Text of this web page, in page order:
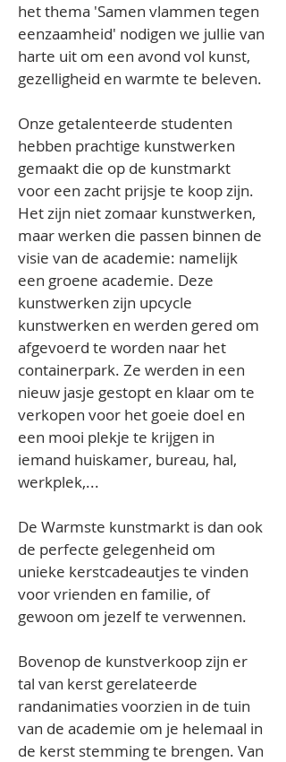
het thema 'Samen vlammen tegen
eenzaamheid' nodigen we jullie van
harte uit om een avond vol kunst,
gezelligheid en warmte te beleven.
Onze getalenteerde studenten
hebben prachtige kunstwerken
gemaakt die op de kunstmarkt
voor een zacht prijsje te koop zijn.
Het zijn niet zomaar kunstwerken,
maar werken die passen binnen de
visie van de academie: namelijk
een groene academie. Deze
kunstwerken zijn upcycle
kunstwerken en werden gered om
afgevoerd te worden naar het
containerpark. Ze werden in een
nieuw jasje gestopt en klaar om te
verkopen voor het goeie doel en
een mooi plekje te krijgen in
iemand huiskamer, bureau, hal,
werkplek,...
De Warmste kunstmarkt is dan ook
de perfecte gelegenheid om
unieke kerstcadeautjes te vinden
voor vrienden en familie, of
gewoon om jezelf te verwennen.
Bovenop de kunstverkoop zijn er
tal van kerst gerelateerde
randanimaties voorzien in de tuin
van de academie om je helemaal in
de kerst stemming te brengen. Van